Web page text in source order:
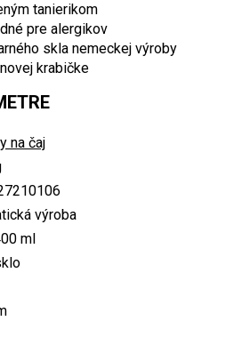
tanierikom
pre alergikov
skla nemeckej výroby
krabičke
na čaj
výroba
ml